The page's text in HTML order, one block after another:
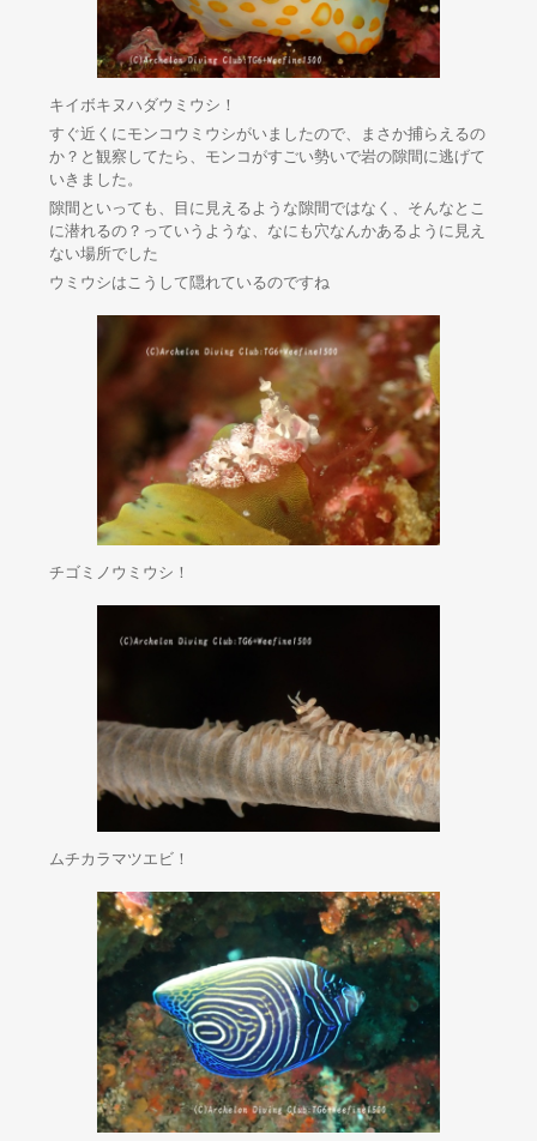
キイボキヌハダウミウシ！
すぐ近くにモンコウミウシがいましたので、まさか捕らえるの
か？と観察してたら、モンコがすごい勢いで岩の隙間に逃げて
いきました。
隙間といっても、目に見えるような隙間ではなく、そんなとこ
に潜れるの？っていうような、なにも穴なんかあるように見え
ない場所でした
ウミウシはこうして隠れているのですね
チゴミノウミウシ！
ムチカラマツエビ！